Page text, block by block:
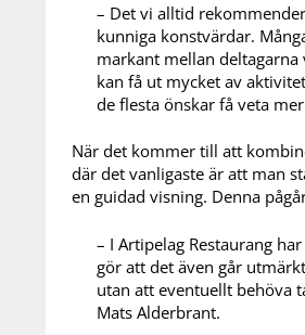
– Det vi alltid
kunniga konstvärdar.
markant mellan
kan få ut mycket av
de flesta önskar få veta
När det kommer till att
där det vanligaste är att man
en guidad visning. Denna
– I Artipelag Restaurang
gör att det även går
utan att eventuellt behöva
Mats Alderbrant.